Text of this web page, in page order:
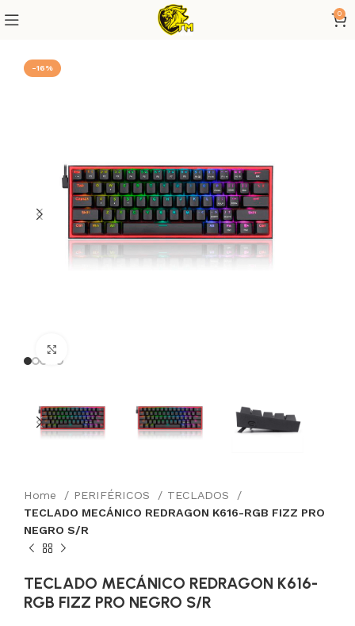
0
-16%
Home PERIFÉRICOS
TECLADOS
TECLADO MECÁNICO REDRAGON K616-RGB FIZZ PRO
NEGRO S/R
TECLADO MECÁNICO REDRAGON K616-
RGB FIZZ PRO NEGRO S/R